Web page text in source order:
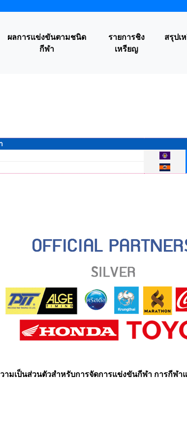
ผลการแข่งขันตามชนิด
กีฬา
รายการชิง
เหรียญ
สรุปเ
ามเป็นส่วนตัวสำหรับการจัดการแข่งขันกีฬา การกีฬา